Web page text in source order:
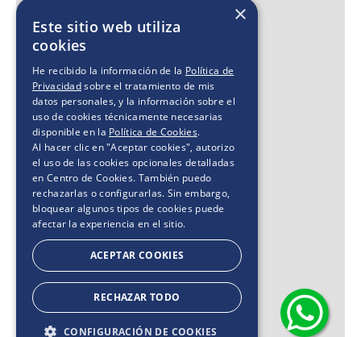
×
Este sitio web utiliza
cookies
He recibido la información de la Política de
Privacidadsobre el tratamiento de mis
datos personales, y la información sobre el
uso de cookies técnicamente necesarias
disponible en la Política de Cookies.
Al hacer clic en "Aceptar cookies", autorizo
el uso de las cookies opcionales detalladas
en Centro de Cookies. También puedo
rechazarlas o configurarlas. Sin embargo,
bloquear algunos tipos de cookies puede
afectar la experiencia en el sitio.
ACEPTAR COOKIES
RECHAZAR TODO
CONFIGURACIÓN DE COOKIES